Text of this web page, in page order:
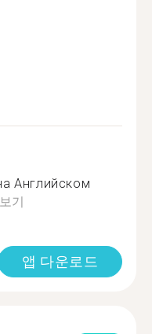
Английском
기
앱 다운로드